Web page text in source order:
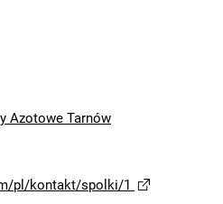
Azotowych im.
1965, nr 15
Azotowych im.
Azotowych im.
Azotowe Tarnów
pl/kontakt/spolki/1